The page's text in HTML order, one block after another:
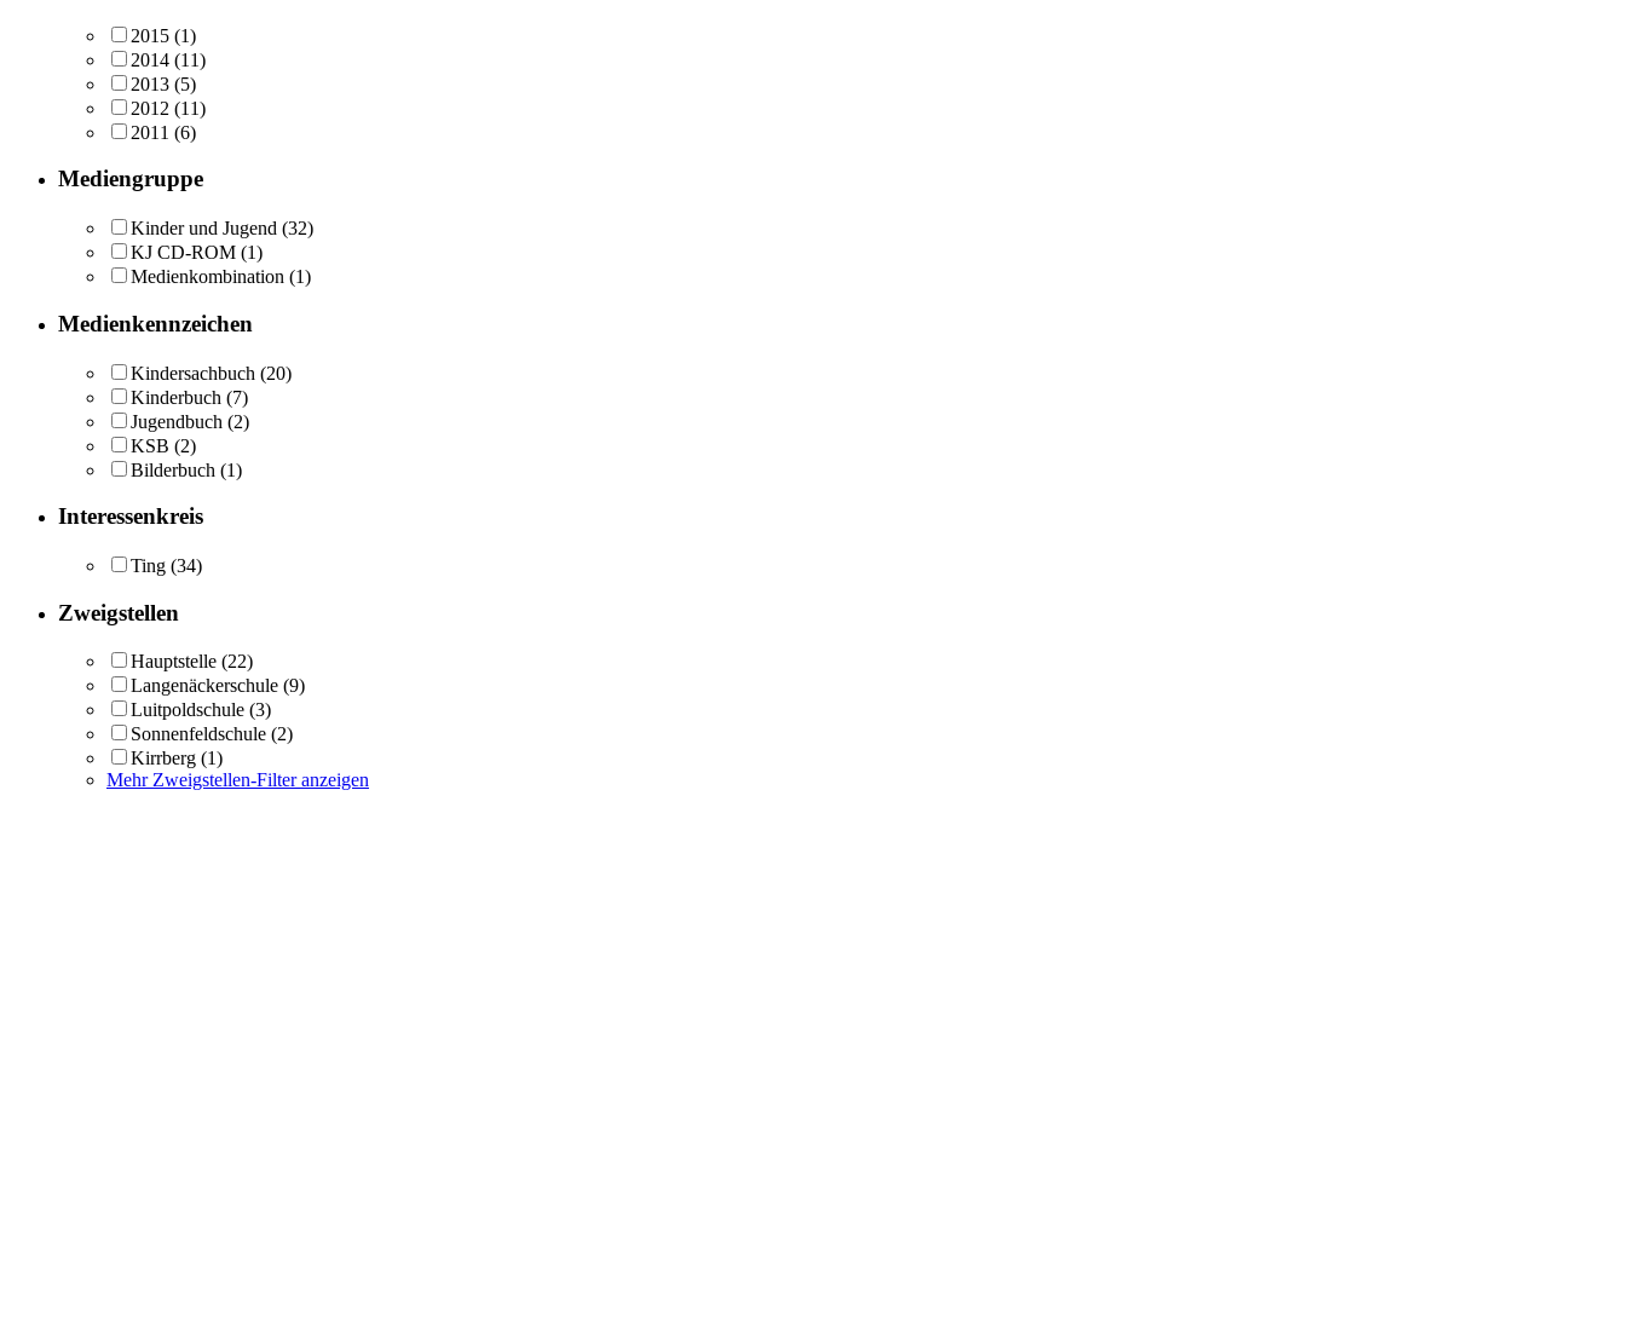
2015 (1)
2014 (11)
2013 (5)
2012 (11)
2011 (6)
Mediengruppe
Kinder und Jugend (32)
KJ CD-ROM (1)
Medienkombination (1)
Medienkennzeichen
Kindersachbuch (20)
Kinderbuch (7)
Jugendbuch (2)
KSB (2)
Bilderbuch (1)
Interessenkreis
Ting (34)
Zweigstellen
Hauptstelle (22)
Langenäckerschule (9)
Luitpoldschule (3)
Sonnenfeldschule (2)
Kirrberg (1)
Mehr Zweigstellen-Filter anzeigen